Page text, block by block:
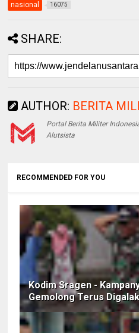
nasional 16075
SHARE:
AUTHOR: BERITA
Portal Berita Militer
Alutsista
RECOMMENDED FOR YOU
Kodim Sragen -
Gemolong Terus